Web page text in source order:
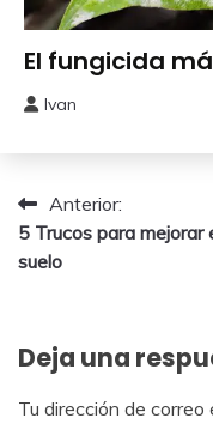
Abonos y
Remedios
El fungicida
mayo,
Ivan
Navegación
de
Anterior:
5 Trucos para mejorar
suelo
Deja una
Tu dirección de correo